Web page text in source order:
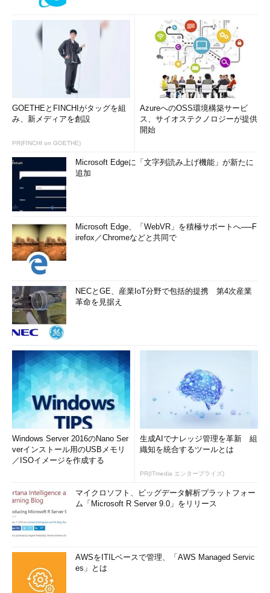
チャー画像
オプションで［切り取り領域の下にURLを追加す
る］にチェックを入れて、Internet Explorerの画
面（全体もしくはその一部）が含まれているキャ
プチャーをMHT形式で保存すると、キャプチャー
画像の下側に開いていたWebページのURLが追加
される。
（1）追加されたURL。ここをクリックすると、
このURLのWebページがWebブラウザで開く。
■この記事と関連性の高い別の記事
Windowsタブレットで画面キャプチャを取る
Windowsでアクティブウィンドウだけをキャプチャする
方法（TIPS）
OS X（Mac）で画面をキャプチャする
GOETHEとFINCHIがタッグを組
み、新メディアを創設
PR(FINCHI on GOETHE)
AzureへのOSS環境構築サービ
ス、サイオステクノロジーが提供
開始
Microsoft Edgeに「文字列読み上げ機能」が新たに
追加
Microsoft Edge、「WebVR」を積極サポートへ──F
irefox／Chromeなどと共同で
NECとGE、産業IoT分野で包括的提携 第4次産業
革命を見据え
Windows Server 2016のNano Ser
verインストール用のUSBメモリ
／ISOイメージを作成する
生成AIでナレッジ管理を革新 組
織知を統合するツールとは
PR(ITmedia エンタープライズ)
マイクロソフト、ビッグデータ解析プラットフォー
ム「Microsoft R Server 9.0」をリリース
AWSをITILベースで管理、「AWS Managed Servic
es」とは